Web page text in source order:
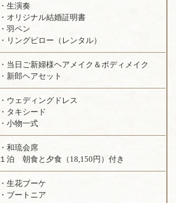
・生演奏
・オリジナル結婚証明書
・羽ペン
・リングピロー（レンタル）
・当日ご新婦様ヘアメイク＆ボディメイク
・新郎ヘアセット
・ウェディングドレス
・タキシード
・小物一式
・和琉会席
１泊 朝食と夕食（18,150円）付き
・生花ブーケ
・ブートニア